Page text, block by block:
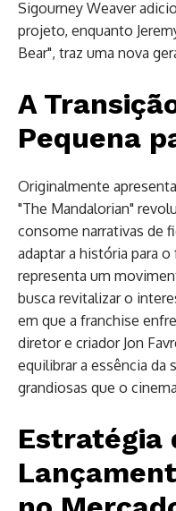
Sigourney Weaver
projeto, enquanto
Bear", traz uma nova
A
Pequena
Originalmente
"The Mandalorian"
consome narrativas de
adaptar a história para
representa um
busca revitalizar o
em que a franchise
diretor e criador Jon
equilibrar a essência da
grandiosas que o
Estratégia